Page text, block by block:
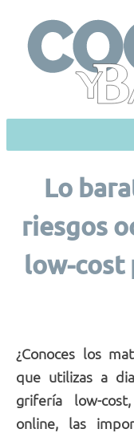
Lo
riesgos
low-cost
¿Conoces los
que utilizas a
grifería low-
online, las